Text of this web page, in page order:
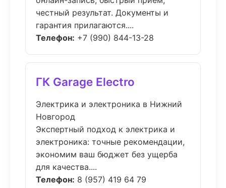
честный результат. Документы и
гарантия прилагаются....
Телефон: +7 (990) 844-13-28
ГК Garage Electro
Электрика и электроника в Нижний
Новгород
Экспертный подход к электрика и
электроника: точные рекомендации,
экономим ваш бюджет без ущерба
для качества....
Телефон: 8 (957) 419 64 79